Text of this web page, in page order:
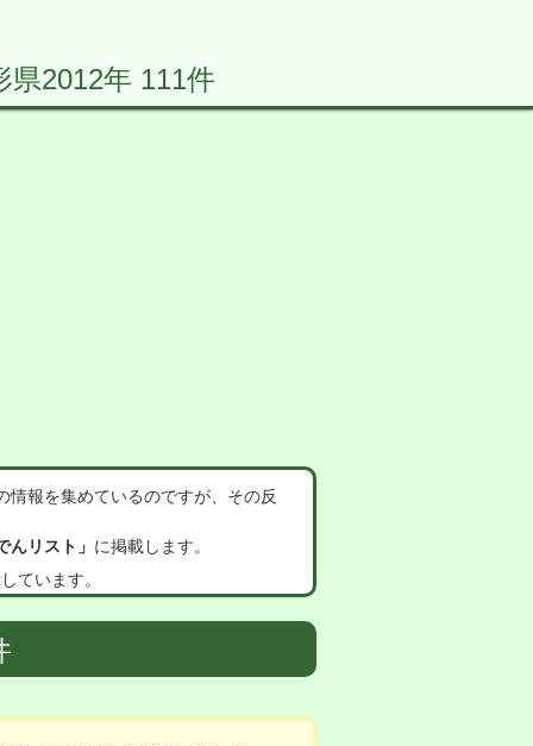
2012年 111件
報を集めているのですが、その反
んリスト」 に掲載します。
ています。